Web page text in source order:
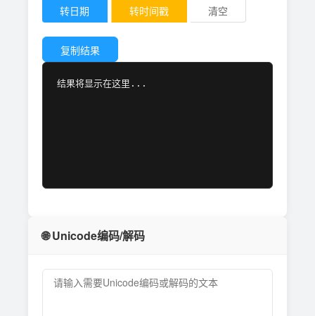
转日期 转时间戳 清空
复制结果
结果将显示在这里...
🌐 Unicode编码/解码